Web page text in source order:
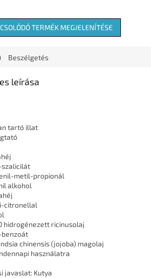
TERMÉK MEGJELENÍTÉSE
Beszélgetés
leírása
tartó illat
szalicilát
metil-propionál
alkohol
citronellal
hidrogénezett ricinusolaj
chinensis (jojoba) magolaj
használatra
javaslat: Kutya